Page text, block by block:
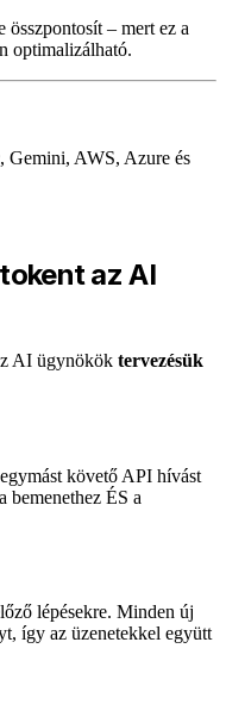
– mert ez a
optimalizálható.
Gemini, AWS, Azure és
az AI
AI ügynökök tervezésük
követő API hívást
ÉS a
lépésekre. Minden új
így az üzenetekkel együtt